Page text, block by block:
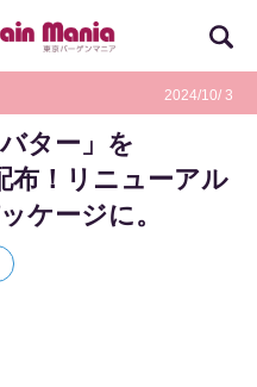
2024/10/ 3
ター」を
布！リニューアル
ケージに。